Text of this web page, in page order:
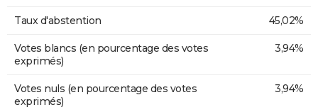
Taux d'abstention 45,02%
Votes blancs (en pourcentage des votes
exprimés)
3,94%
Votes nuls (en pourcentage des votes
exprimés)
3,94%